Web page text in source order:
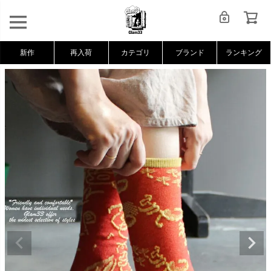
新作 再入荷 カテゴリ ブランド ランキング